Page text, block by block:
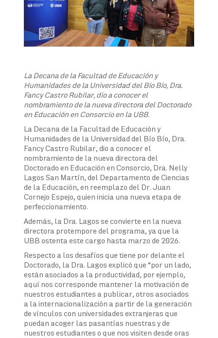
La Decana de la Facultad de Educación y
Humanidades de la Universidad del Bío Bío, Dra.
Fancy Castro Rubilar, dio a conocer el
nombramiento de la nueva directora del Doctorado
en Educación en Consorcio en la UBB.
La Decana de la Facultad de Educación y
Humanidades de la Universidad del Bío Bío, Dra.
Fancy Castro Rubilar, dio a conocer el
nombramiento de la nueva directora del
Doctorado en Educación en Consorcio, Dra. Nelly
Lagos San Martín, del Departamento de Ciencias
de la Educación, en reemplazo del Dr. Juan
Cornejo Espejo, quien inicia una nueva etapa de
perfeccionamiento.
Además, la Dra. Lagos se convierte en la nueva
directora protempore del programa, ya que la
UBB ostenta este cargo hasta marzo de 2026.
Respecto a los desafíos que tiene por delante el
Doctorado, la Dra. Lagos explicó que “por un lado,
están asociados a la productividad, por ejemplo,
aquí nos corresponde mantener la motivación de
nuestros estudiantes a publicar, otros asociados
a la internacionalización a partir de la generación
de vínculos con universidades extranjeras que
puedan acoger las pasantías nuestras y de
nuestros estudiantes o que nos visiten desde oras